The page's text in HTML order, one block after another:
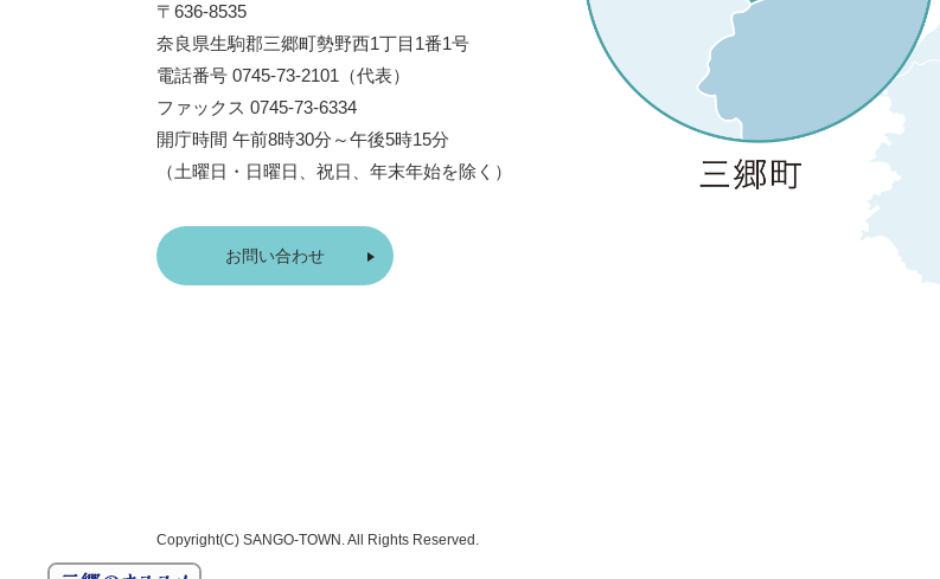
〒636-8535
奈良県生駒郡三郷町勢野西1丁目1番1号
電話番号 0745-73-2101（代表）
ファックス 0745-73-6334
開庁時間 午前8時30分～午後5時15分
（土曜日・日曜日、祝日、年末年始を除く）
お問い合わせ
Copyright(C) SANGO-TOWN. All Rights Reserved.